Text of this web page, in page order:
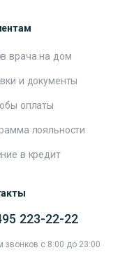
врача на дом
и документы
оплаты
лояльности
в кредит
223-22-22
звонков с 8:00 до 23:00